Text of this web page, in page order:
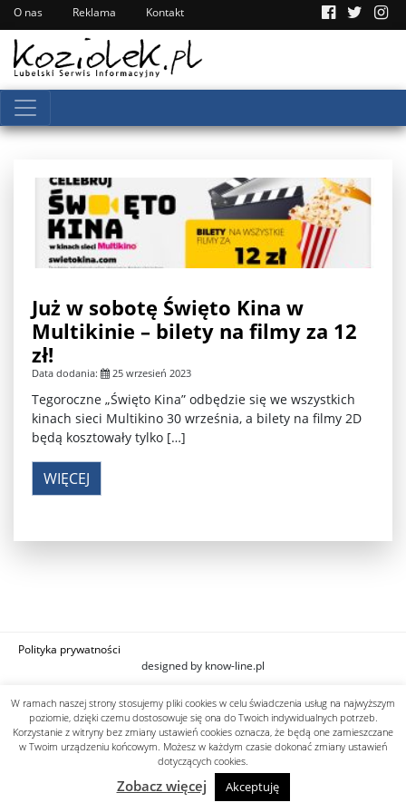
O nas Reklama Kontakt
Już w sobotę Święto Kina w
Multikinie – bilety na filmy za 12
zł!
Data dodania: 25 wrzesień 2023
Tegoroczne „Święto Kina” odbędzie się we wszystkich
kinach sieci Multikino 30 września, a bilety na filmy 2D
będą kosztowały tylko […]
WIĘCEJ
Polityka prywatności
designed by know-line.pl
W ramach naszej strony stosujemy pliki cookies w celu świadczenia usług na najwyższym
poziomie, dzięki czemu dostosowuje się ona do Twoich indywidualnych potrzeb.
Korzystanie z witryny bez zmiany ustawień cookies oznacza, że będą one zamieszczane
w Twoim urządzeniu końcowym. Możesz w każdym czasie dokonać zmiany ustawień
dotyczących cookies.
Zobacz więcej Akceptuję